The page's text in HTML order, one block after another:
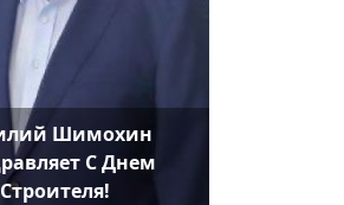
Шимохин
С Днем
Строителя!